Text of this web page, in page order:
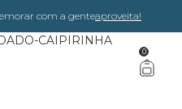
com a genteaproveita!
0